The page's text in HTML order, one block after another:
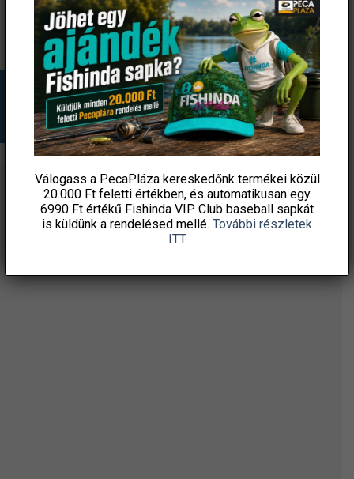
KOSÁRBA TESZEM KOSÁRBA TESZEM
ÉRTESÜLJ ELSŐKÉNT! IRATKOZZ FEL A
HÍRLEVELÜNKRE!
Válogass a PecaPláza kereskedőnk termékei közül
20.000 Ft feletti értékben, és automatikusan egy
6990 Ft értékű Fishinda VIP Club baseball sapkát
is küldünk a rendelésed mellé. További részletek
ITT